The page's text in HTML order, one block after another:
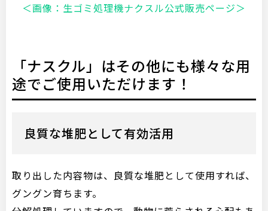
＜画像：生ゴミ処理機ナクスル公式販売ページ＞
「ナスクル」はその他にも様々な用
途でご使用いただけます！
良質な堆肥として有効活用
取り出した内容物は、良質な堆肥として使用すれば、
グングン育ちます。